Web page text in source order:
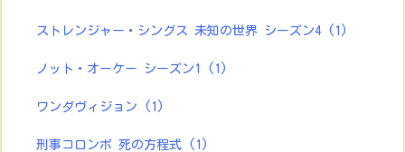
ストレンジャー・シングス 未知の世界 シーズン4 (1)
ノット・オーケー シーズン1 (1)
ワンダヴィジョン (1)
刑事コロンボ 死の方程式 (1)